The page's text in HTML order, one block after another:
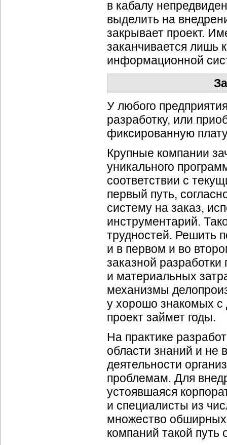
в кабалу
выделить на
закрывает проект.
заканчивается лишь
информационной
У любого
разработку, или
фиксированную
Крупные компании
уникального
соответствии с
первый путь,
систему на заказ,
инструментарий.
трудностей. Решить
и в первом и во
заказной
и материальных
механизмы
у хорошо знакомых с
проект займет годы.
На практике
области знаний и не
деятельности
проблемам. Для
устоявшаяся
и специалисты из
множество
компаний такой путь